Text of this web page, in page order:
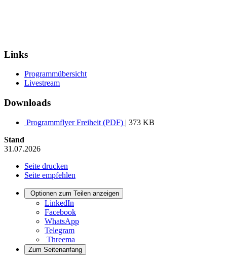
Links
Programmübersicht
Livestream
Downloads
Programmflyer Freiheit (PDF) | 373 KB
Stand
31.07.2026
Seite drucken
Seite empfehlen
Optionen zum Teilen anzeigen
LinkedIn
Facebook
WhatsApp
Telegram
Threema
Zum Seitenanfang